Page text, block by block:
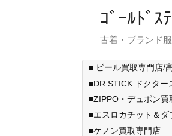
ｺﾞｰﾙﾄﾞｽ
古着・ブランド
■ ビール買取専門店/
■DR.STICK ドクター
■ZIPPO・デュポン買
■エスロカチット＆
■ケノン買取専門店